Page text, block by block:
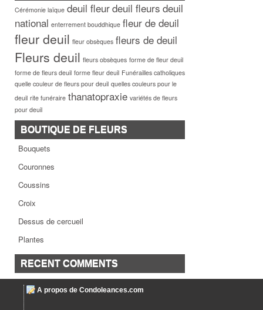
Cérémonie laïque deuil fleurdeuil fleurs deuil
national enterrement bouddhique fleur de deuil
fleur deuil fleur obsèques fleurs de deuil
Fleurs deuil fleurs obsèques forme de fleur deuil
forme de fleurs deuil forme fleur deuil Funérailles catholiques
quelle couleur de fleurs pour deuil quelles couleurs pour le
deuil rite funéraire thanatopraxie variétés de fleurs
pour deuil
BOUTIQUE DE FLEURS
Bouquets
Couronnes
Coussins
Croix
Dessus de cercueil
Plantes
RECENT COMMENTS
A propos de Condoleances.com